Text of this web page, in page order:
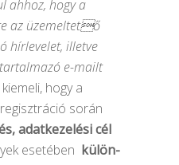
ahhoz, hogy a
az üzemeltető
hírlevelet, illetve
e-mailt
hogy a
során
adatkezelési cél
esetében külön-